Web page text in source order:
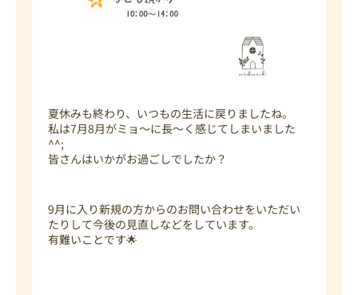
夏休みも終わり、いつもの生活に戻りましたね。
私は7月8月がミョ～に長～く感じてしまいました
^^;
皆さんはいかがお過ごしでしたか？
9月に入り新規の方からのお問い合わせをいただい
たりして今後の見直しなどをしています。
有難いことです🌟